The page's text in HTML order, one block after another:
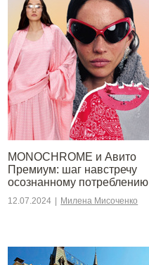
MONOCHROME и Авито
Премиум: шаг навстречу
осознанному потреблению
12.07.2024 Милена Мисоченко